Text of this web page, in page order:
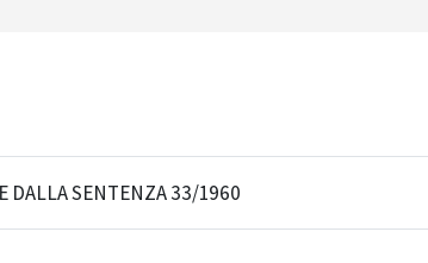
DALLA SENTENZA 33/1960